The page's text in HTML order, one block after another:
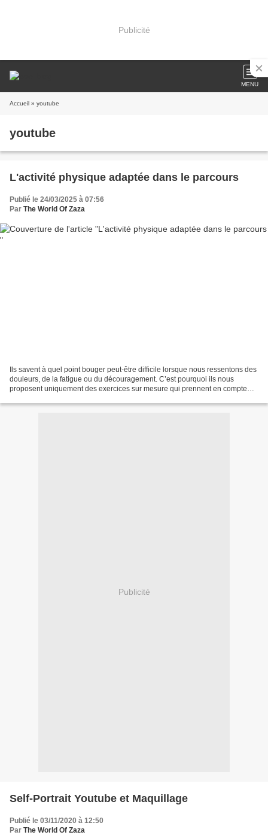
Publicité
MENU
Accueil » youtube
youtube
L'activité physique adaptée dans le parcours
Publié le 24/03/2025 à 07:56
Par The World Of Zaza
Ils savent à quel point bouger peut-être difficile lorsque nous ressentons des
douleurs, de la fatigue ou du découragement. C’est pourquoi ils nous
proposent uniquement des exercices sur mesure qui prennent en compte
Publicité
Self-Portrait Youtube et Maquillage
Publié le 03/11/2020 à 12:50
Par The World Of Zaza